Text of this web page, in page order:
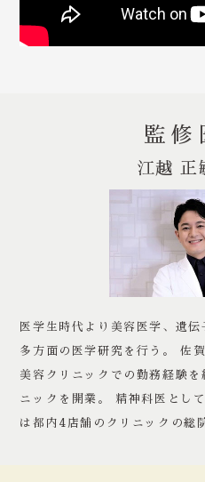
監修
江越 正
医学生時代より美容医学、遺
多方面の医学研究を行う。 佐
美容クリニックでの勤務経験を
ニックを開業。 精神科医とし
は都内4店舗のクリニックの総